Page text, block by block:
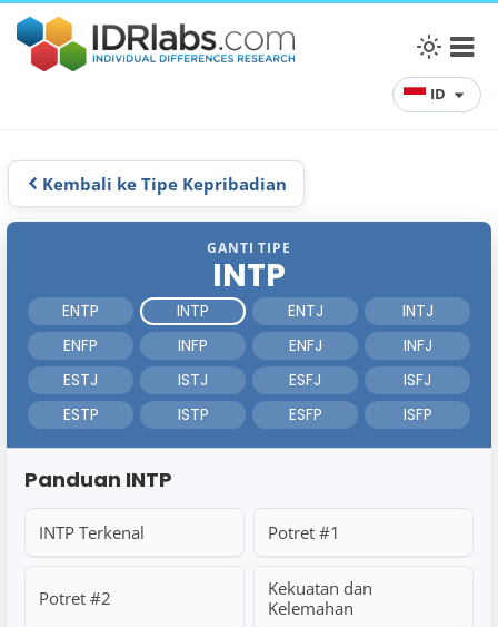
ID
Kembali ke Tipe Kepribadian
GANTI TIPE
INTP
ENTP INTP ENTJ
INTJ
ENFP
INFP ENFJ
INFJ
ESTJ
ISTJ ESFJ
ISFJ
ESTP
ISTP ESFP ISFP
Panduan INTP
INTP Terkenal Potret #1
Potret #2
Kekuatan dan
Kelemahan